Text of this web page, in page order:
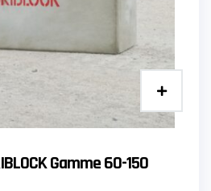
Gamme 60-150